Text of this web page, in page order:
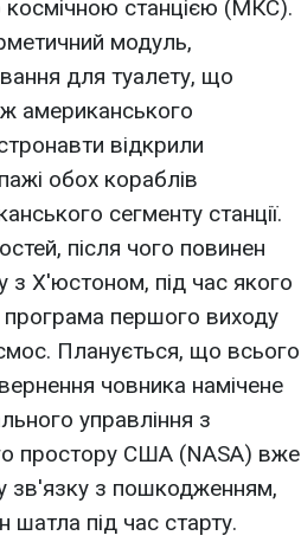
космічною станцією (МКС).
модуль,
для туалету, що
американського
відкрили
обох кораблів
сегменту станції.
після чого повинен
з Х'юстоном, під час якого
першого виходу
Планується, що всього
човника намічене
управління з
простору США (NASA) вже
зв'язку з пошкодженням,
шатла під час старту.